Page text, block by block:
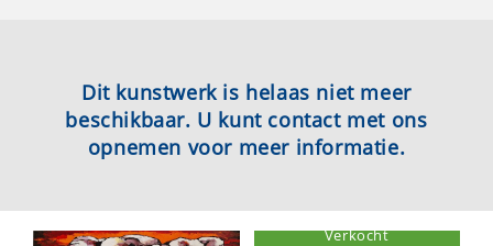
Dit kunstwerk is helaas niet meer
beschikbaar. U kunt contact met ons
opnemen voor meer informatie.
Verkocht